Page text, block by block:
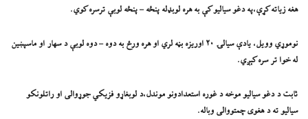
هغه زیاته کړې،په دغو سیالیو کې به هره لوبډله پنځه – پنځه لوبې ترسره کوي.
نوموړي وويل، يادې سیالۍ ٢٠ اوریزه بڼه لري او هره ورځ به دوه – دوه لوبې د سهار او ماسپښین
له خوا تر سره کېږي.
ثابت د دغو سیالیو موخه د غوره استعدادونو موندل،د لوبغاړو فزیکي جوړوالی او راتلونکو
سیالیو ته د هغوی چمتووالی وباله.